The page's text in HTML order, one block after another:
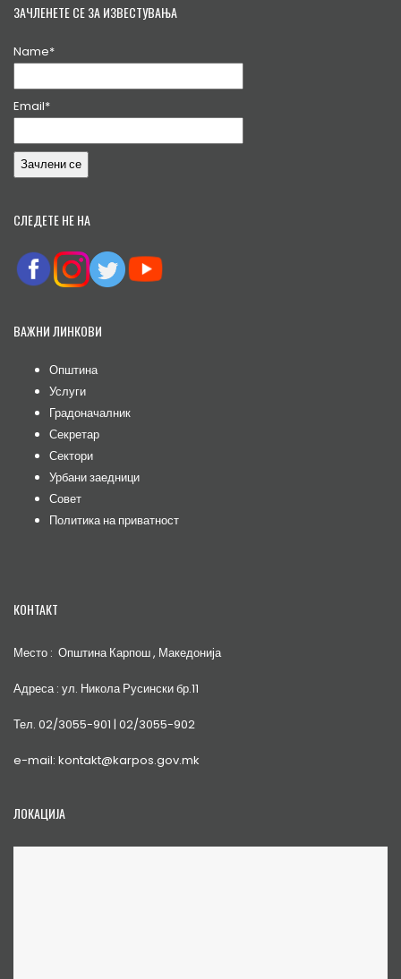
ЗАЧЛЕНЕТЕ СЕ ЗА ИЗВЕСТУВАЊА
Name*
Email*
СЛЕДЕТЕ НЕ НА
ВАЖНИ ЛИНКОВИ
Општина
Услуги
Градоначалник
Секретар
Сектори
Урбани заедници
Совет
Политика на приватност
КОНТАКТ
Место : Општина Карпош , Македонија
Адреса : ул. Никола Русински бр.11
Тел. 02/3055-901 | 02/3055-902
e-mail: kontakt@karpos.gov.mk
ЛОКАЦИЈА